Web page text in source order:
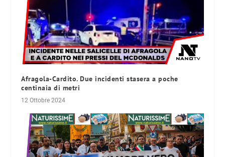
Afragola-Cardito. Due incidenti stasera a poche
centinaia di metri
12 Ottobre 2024